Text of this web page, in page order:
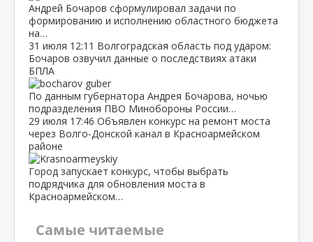
Андрей Бочаров сформулировал задачи по
формированию и исполнению областного бюджета
на…
31 июля 12:11 Волгоградская область под ударом:
Бочаров озвучил данные о последствиях атаки
БПЛА
По данным губернатора Андрея Бочарова, ночью
подразделения ПВО Минобороны России…
29 июля 17:46 Объявлен конкурс на ремонт моста
через Волго‑Донской канал в Красноармейском
районе
Город запускает конкурс, чтобы выбрать
подрядчика для обновления моста в
Красноармейском…
Самые читаемые